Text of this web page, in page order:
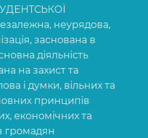
неурядова,
заснована в
діяльність
на захист та
і думки, вільних та
принципів
економічних та
громадян